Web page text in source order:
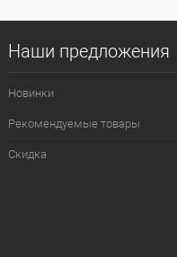
Наши предложения
Новинки
Рекомендуемые товары
Скидка